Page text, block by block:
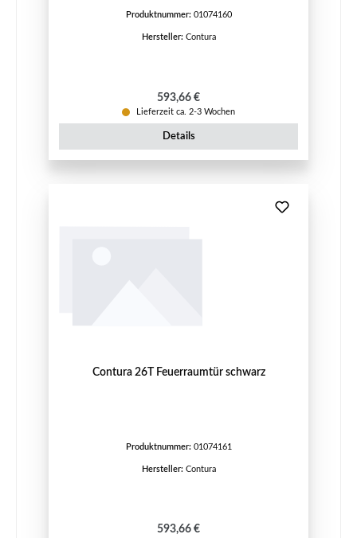
Produktnummer: 01074160
Hersteller: Contura
Regulärer Preis:
593,66 €
Lieferzeit ca. 2-3 Wochen
Details
Contura 26T Feuerraumtür schwarz
Produktnummer: 01074161
Hersteller: Contura
Regulärer Preis:
593,66 €